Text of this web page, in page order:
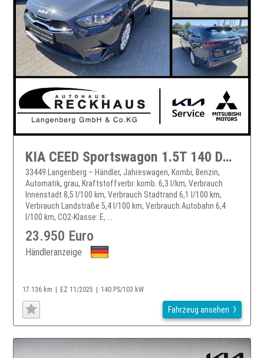
KIA CEED Sportswagon 1.5T 140 DCT7 VISION KOMFORT+ Ceed Sportswagon
33449 Langenberg – Händler, Jahreswagen, Kombi, Benzin,
Automatik, grau, Kraftstoffverbr. komb. 6,3 l/km, Verbrauch
Innenstadt 8,5 l/100 km, Verbrauch Stadtrand 6,1 l/100 km,
Verbrauch Landstraße 5,4 l/100 km, Verbrauch Autobahn 6,4
l/100 km, CO2-Klasse: E, ...
23.950 Euro
Händleranzeige
17.136 km EZ 11/2025 140 PS/103 kW
Fahrzeug ansehen